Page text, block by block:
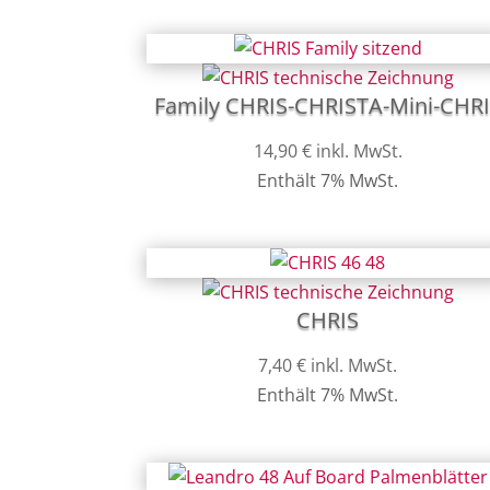
Family CHRIS-CHRISTA-Mini-
14,90€ inkl. MwSt.
Enthält 7% MwSt.
CHRIS
7,40€ inkl. MwSt.
Enthält 7% MwSt.